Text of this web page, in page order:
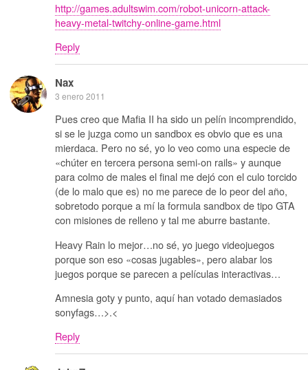
http://games.adultswim.com/robot-unicorn-attack-
heavy-metal-twitchy-online-game.html
Reply
Nax
3 enero 2011
Pues creo que Mafia II ha sido un pelín incomprendido,
si se le juzga como un sandbox es obvio que es una
mierdaca. Pero no sé, yo lo veo como una especie de
«chúter en tercera persona semi-on rails» y aunque
para colmo de males el final me dejó con el culo torcido
(de lo malo que es) no me parece de lo peor del año,
sobretodo porque a mí la formula sandbox de tipo GTA
con misiones de relleno y tal me aburre bastante.
Heavy Rain lo mejor…no sé, yo juego videojuegos
porque son eso «cosas jugables», pero alabar los
juegos porque se parecen a películas interactivas…
Amnesia goty y punto, aquí han votado demasiados
sonyfags…>.<
Reply